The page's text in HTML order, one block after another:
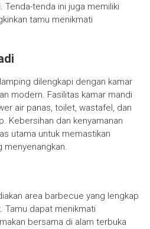
tenda ini juga memiliki
tamu menikmati
dilengkapi dengan kamar
modern. Fasilitas kamar mandi
air panas, toilet, wastafel, dan
Kebersihan dan kenyamanan
utama untuk memastikan
menyenangkan.
area barbecue yang lengkap
Tamu dapat menikmati
bersama di alam terbuka